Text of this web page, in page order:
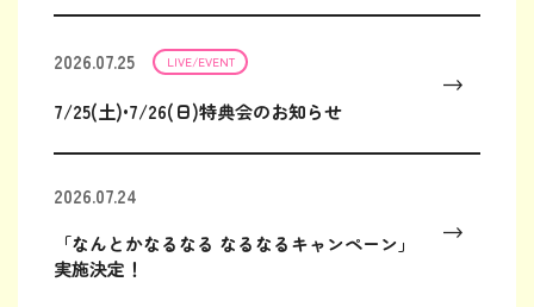
2026.07.25 LIVE/EVENT
7/25(土)•7/26(日)特典会のお知らせ
2026.07.24
「なんとかなるなる なるなるキャンペーン」
実施決定！